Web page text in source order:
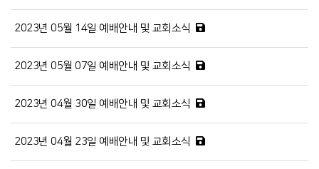
2023년 05월 14일 예배안내 및 교회소식
2023년 05월 07일 예배안내 및 교회소식
2023년 04월 30일 예배안내 및 교회소식
2023년 04월 23일 예배안내 및 교회소식